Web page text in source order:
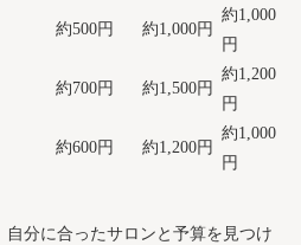
約500円 約1,000円
約1,000
円
約700円 約1,500円
約1,200
円
約600円 約1,200円
約1,000
円
分に合ったサロンと予算を見つけ